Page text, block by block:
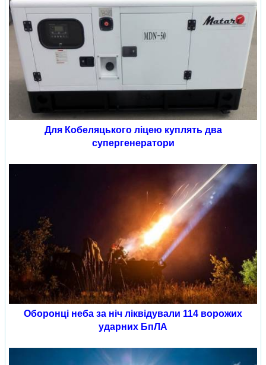
Для Кобеляцького ліцею куплять два
супергенератори
Оборонці неба за ніч ліквідували 114 ворожих
ударних БпЛА